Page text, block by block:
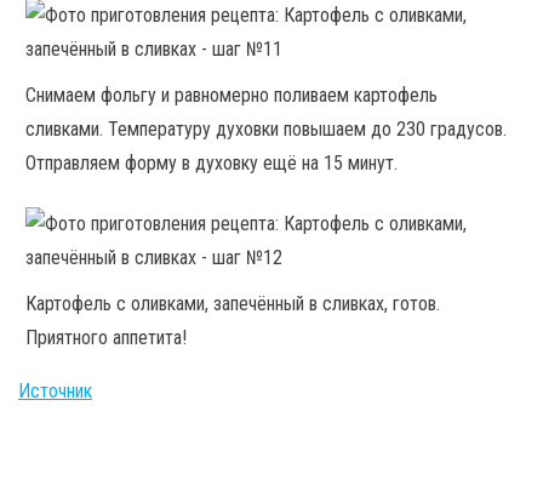
Снимаем фольгу и равномерно поливаем картофель
сливками. Температуру духовки повышаем до 230 градусов.
Отправляем форму в духовку ещё на 15 минут.
Картофель с оливками, запечённый в сливках, готов.
Приятного аппетита!
Источник